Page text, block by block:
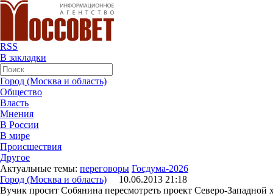
RSS
В закладки
Город (Москва и область)
Общество
Власть
Мнения
В России
В мире
Происшествия
Другое
Актуальные темы: переговоры Госдума-2026
Город (Москва и область) 10.06.2013 21:18
Вучик просит Собянина пересмотреть проект Северо-Западной